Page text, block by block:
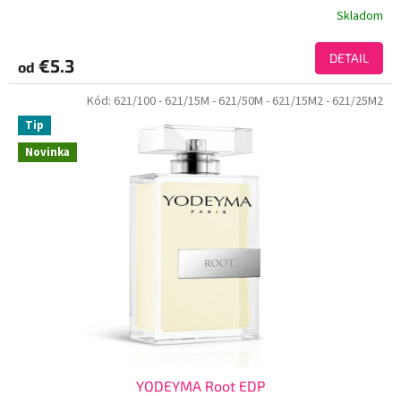
Skladom
od €5.3 DETAIL
Novinka
Tip
YODEYMA Root EDP
Kód: 621/100- 621/15M - 621/50M - 621/15M2- 621/25M2